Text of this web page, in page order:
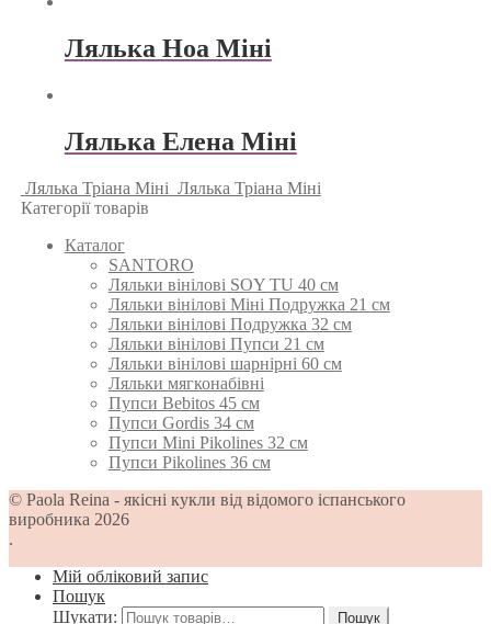
Лялька Ноа Мiнi
Лялька Елена Мiнi
Лялька Трiана Мiнi Лялька Трiана Мiнi
Категорії товарів
Каталог
SANTORO
Ляльки вінілові SOY TU 40 см
Ляльки вінілові Міні Подружка 21 см
Ляльки вінілові Подружка 32 см
Ляльки вінілові Пупси 21 см
Ляльки вінілові шарнірні 60 см
Ляльки мягконабівні
Пупси Bebitos 45 см
Пупси Gordis 34 см
Пупси Mini Pikolines 32 см
Пупси Pikolines 36 см
© Paola Reina - якісні кукли від відомого іспанського
виробника 2026
.
Мій обліковий запис
Пошук
Шукати:
Пошук